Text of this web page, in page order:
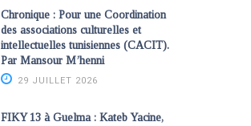
Chronique : Pour une Coordination
des associations culturelles et
intellectuelles tunisiennes (CACIT).
Par Mansour M’henni
29 JUILLET 2026
FIKY 13 à Guelma : Kateb Yacine,